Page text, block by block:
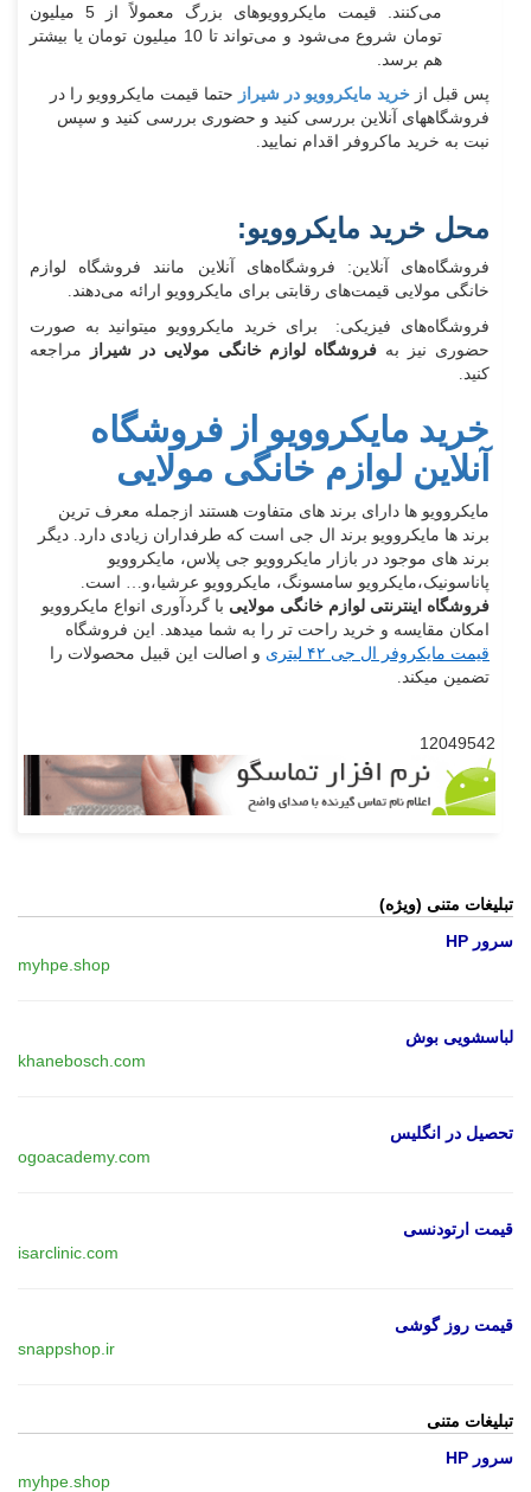
می‌کنند. قیمت مایکروویوهای بزرگ معمولاً از 5 میلیون
تومان شروع می‌شود و می‌تواند تا 10 میلیون تومان یا بیشتر
هم برسد.
پس قبل از خرید مایکروویو در شیراز حتما قیمت مایکروویو را در
فروشگاههای آنلاین بررسی کنید و حضوری بررسی کنید و سپس
نبت به خرید ماکروفر اقدام نمایید.
محل خرید مایکروویو:
فروشگاه‌های آنلاین: فروشگاه‌های آنلاین مانند فروشگاه لوازم
خانگی مولایی قیمت‌های رقابتی برای مایکروویو ارائه می‌دهند.
فروشگاه‌های فیزیکی: برای خرید مایکروویو میتوانید به صورت
حضوری نیز به فروشگاه لوازم خانگی مولایی در شیراز
مراجعه
کنید.
خرید مایکروویو از فروشگاه
آنلاین لوازم خانگی مولایی
مایکروویو ها دارای برند های متفاوت هستند ازجمله معرف ترین
برند ها مایکروویو برند ال جی است که طرفداران زیادی دارد. دیگر
برند های موجود در بازار مایکروویو جی پلاس، مایکروویو
پاناسونیک،مایکرویو سامسونگ، مایکروویو عرشیا،و… است.
فروشگاه اینترنتی لوازم خانگی مولایی با گردآوری انواع مایکروویو
امکان مقایسه و خرید راحت تر را به شما میدهد. این فروشگاه
قیمت مایکروفر ال جی ۴۲ لیتری
و اصالت این قبیل محصولات را
تضمین میکند.
12049542
تبلیغات متنی (ویژه)
سرور HP
myhpe.shop
لباسشویی بوش
khanebosch.com
تحصیل در انگلیس
ogoacademy.com
قیمت ارتودنسی
isarclinic.com
قیمت روز گوشی
snappshop.ir
تبلیغات متنی
سرور HP
myhpe.shop